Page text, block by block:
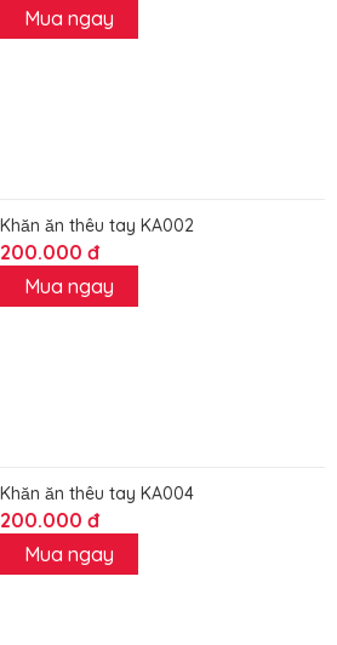
Mua ngay
Khăn ăn thêu tay KA002
200.000 đ
Mua ngay
Khăn ăn thêu tay KA004
200.000 đ
Mua ngay